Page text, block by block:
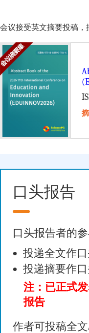
会议接受英文摘要投稿，
口头报告
口头报告者的参
投递全文作
投递摘要作
注：已正式
报告
作者可投稿全